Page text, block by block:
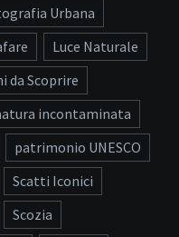
Urbana
Luce Naturale
da Scoprire
incontaminata
patrimonio UNESCO
Scatti Iconici
Scozia